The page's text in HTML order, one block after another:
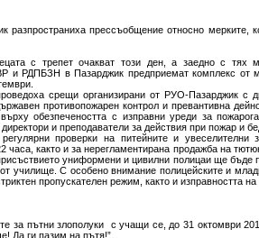
прессъобщение относно мерките,
с трепет очакват този ден, а заедно с тях
и РДПБЗН в Пазарджик предприемат комплекс от
срещи организирани от РУО-Пазарджик с
противопожарен контрол и превантивна
обезпечеността с изправни уреди за
и преподаватели за действия при пожар и
проверки на питейните и увеселителни
часа, както и за нерегламентирана продажба на
униформени и цивилни полицаи ще бъде
училище. С особено внимание полицейските и
пропускателен режим, както и изправността
за пътни злополуки с учащи се, до 31 октомври
Да ги пазим на пътя!”.